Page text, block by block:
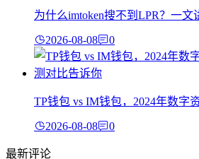
为什么imtoken搜不到LPR？一文
2026-08-08 0
TP钱包 vs IM钱包，2024年数字
2026-08-08 0
最新评论